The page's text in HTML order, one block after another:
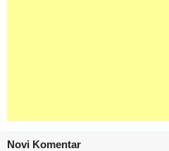
Novi Komentar